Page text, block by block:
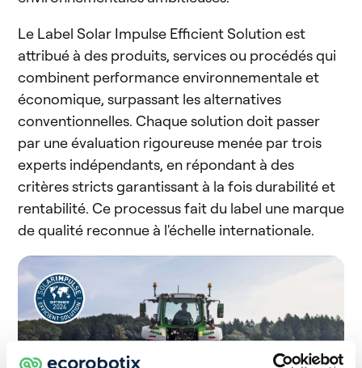
Le Label Solar Impulse Efficient Solution est
attribué à des produits, services ou procédés qui
combinent performance environnementale et
économique, surpassant les alternatives
conventionnelles. Chaque solution doit passer
par une évaluation rigoureuse menée par trois
experts indépendants, en répondant à des
critères stricts garantissant à la fois durabilité et
rentabilité. Ce processus fait du label une marque
de qualité reconnue à l'échelle internationale.